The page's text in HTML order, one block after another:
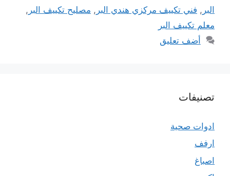
البر , فني تكييف مركزي هندي البر , مصليح تكييف البر ,
معلم تكييف البر
أضف تعليق
تصنيفات
ادوات صحية
ارفف
اصباغ